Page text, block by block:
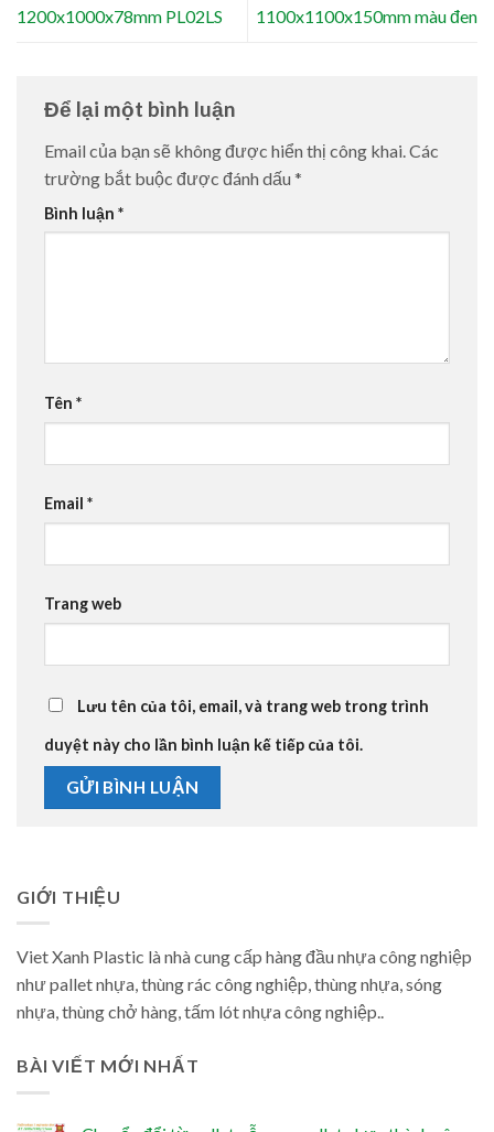
1200x1000x78mm PL02LS
1100x1100x150mm màu đen
Để lại một bình luận
Email của bạn sẽ không được hiển thị công khai. Các
trường bắt buộc được đánh dấu *
Bình luận *
Tên *
Email *
Trang web
Lưu tên của tôi, email, và trang web trong trình
duyệt này cho lần bình luận kế tiếp của tôi.
GIỚI THIỆU
Viet Xanh Plastic là nhà cung cấp hàng đầu nhựa công nghiệp
như pallet nhựa, thùng rác công nghiệp, thùng nhựa, sóng
nhựa, thùng chở hàng, tấm lót nhựa công nghiệp..
BÀI VIẾT MỚI NHẤT